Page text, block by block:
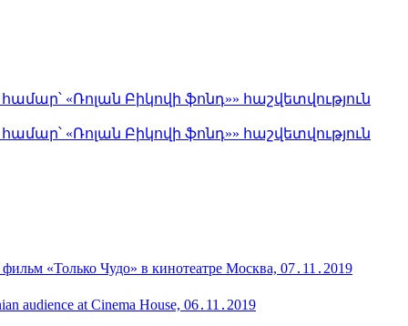
«Ռոլան Բիկովի ֆոնդ»» հաշվետվություն
«Ռոլան Բիկովի ֆոնդ»» հաշվետվություն
«Только Чудо» в кинотеатре Москва, 07․11․2019
audience at Cinema House, 06․11․2019